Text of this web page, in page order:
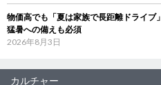
物価高でも「夏は家族で長距離ドライ
猛暑への備えも必須
2026年8月3日
カルチャー